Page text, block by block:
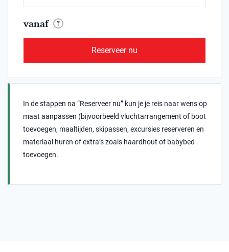
vanaf ?
Reserveer nu
In de stappen na “Reserveer nu” kun je je reis naar wens op
maat aanpassen (bijvoorbeeld vluchtarrangement of boot
toevoegen, maaltijden, skipassen, excursies reserveren en
materiaal huren of extra’s zoals haardhout of babybed
toevoegen.